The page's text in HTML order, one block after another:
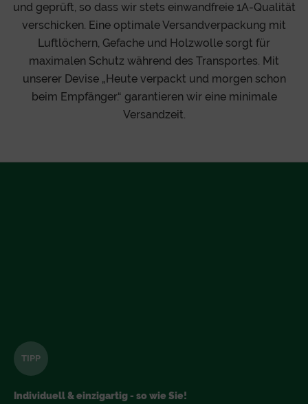
und geprüft, so dass wir stets einwandfreie 1A-Qualität
verschicken. Eine optimale Versandverpackung mit
Luftlöchern, Gefache und Holzwolle sorgt für
maximalen Schutz während des Transportes. Mit
unserer Devise „Heute verpackt und morgen schon
beim Empfänger.“ garantieren wir eine minimale
Versandzeit.
TIPP
Individuell & einzigartig - so wie Sie!